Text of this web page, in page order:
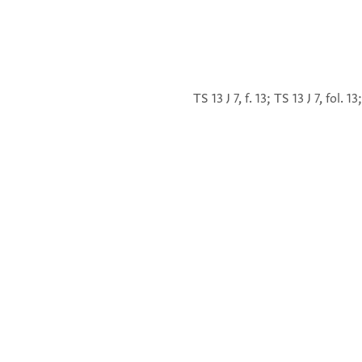
TS 13 J 7, f. 13; TS 13 J 7, fol.